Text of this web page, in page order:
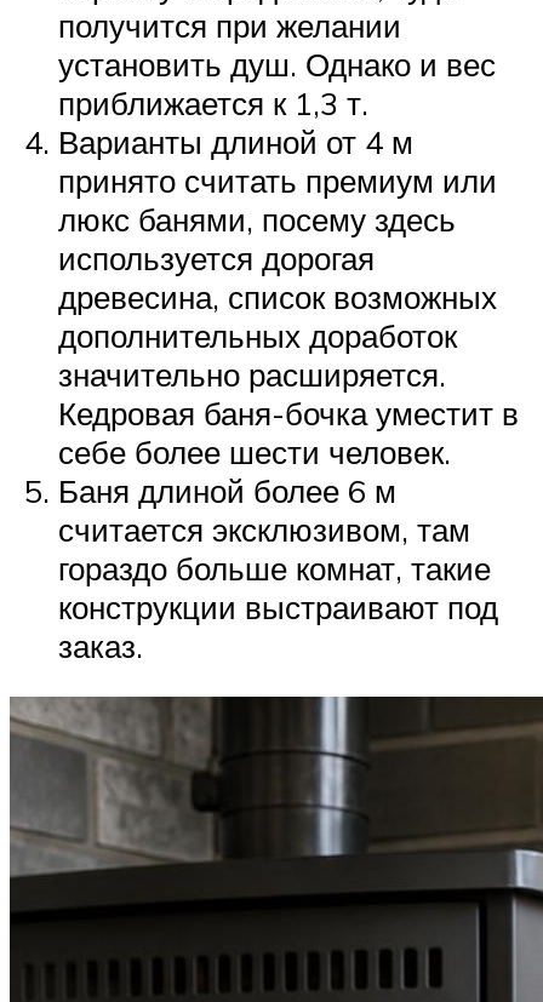
получится при желании
установить душ. Однако и вес
приближается к 1,3 т.
Варианты длиной от 4 м
принято считать премиум или
люкс банями, посему здесь
используется дорогая
древесина, список возможных
дополнительных доработок
значительно расширяется.
Кедровая баня-бочка уместит в
себе более шести человек.
Баня длиной более 6 м
считается эксклюзивом, там
гораздо больше комнат, такие
конструкции выстраивают под
заказ.